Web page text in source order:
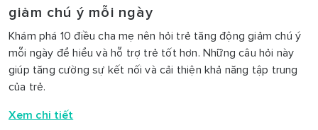
giảm chú ý mỗi ngày
Khám phá 10 điều cha mẹ nên hỏi trẻ tăng động giảm chú ý
mỗi ngày để hiểu và hỗ trợ trẻ tốt hơn. Những câu hỏi này
giúp tăng cường sự kết nối và cải thiện khả năng tập trung
của trẻ.
Xem chi tiết